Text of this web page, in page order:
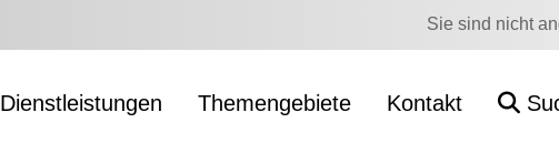
Sie sind nicht
Dienstleistungen Themengebiete Kontakt